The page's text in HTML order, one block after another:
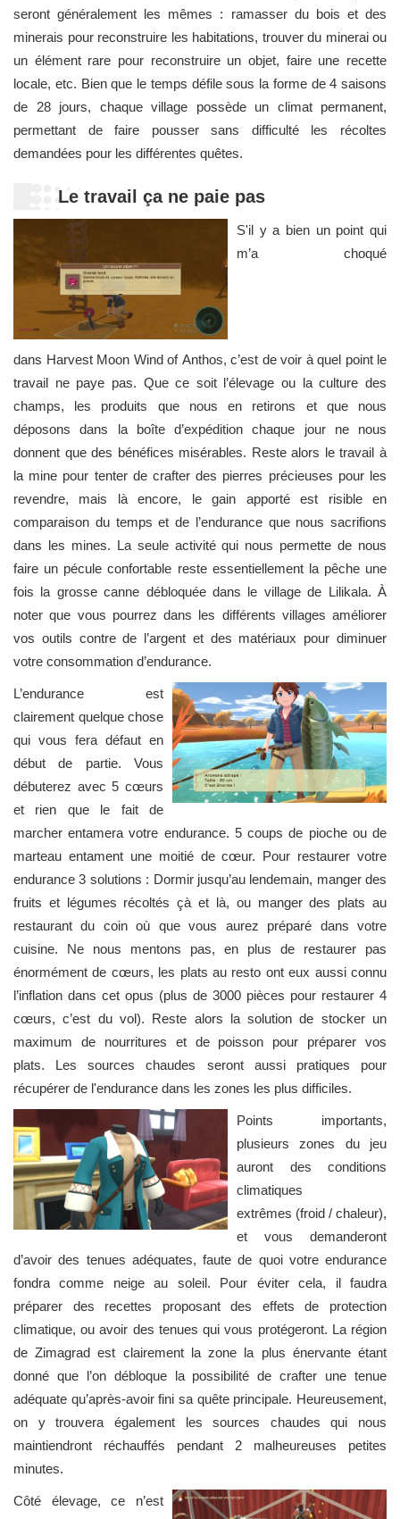
seront généralement les mêmes : ramasser du bois et des
minerais pour reconstruire les habitations, trouver du minerai ou
un élément rare pour reconstruire un objet, faire une recette
locale, etc. Bien que le temps défile sous la forme de 4 saisons
de 28 jours, chaque village possède un climat permanent,
permettant de faire pousser sans difficulté les récoltes
demandées pour les différentes quêtes.
Le travail ça ne paie pas
S'il y a bien un point qui
m’a choqué
dans Harvest Moon Wind of Anthos, c’est de voir à quel point le
travail ne paye pas. Que ce soit l’élevage ou la culture des
champs, les produits que nous en retirons et que nous
déposons dans la boîte d’expédition chaque jour ne nous
donnent que des bénéfices misérables. Reste alors le travail à
la mine pour tenter de crafter des pierres précieuses pour les
revendre, mais là encore, le gain apporté est risible en
comparaison du temps et de l’endurance que nous sacrifions
dans les mines. La seule activité qui nous permette de nous
faire un pécule confortable reste essentiellement la pêche une
fois la grosse canne débloquée dans le village de Lilikala. À
noter que vous pourrez dans les différents villages améliorer
vos outils contre de l’argent et des matériaux pour diminuer
votre consommation d’endurance.
L’endurance est
clairement quelque chose
qui vous fera défaut en
début de partie. Vous
débuterez avec 5 cœurs
et rien que le fait de
marcher entamera votre endurance. 5 coups de pioche ou de
marteau entament une moitié de cœur. Pour restaurer votre
endurance 3 solutions : Dormir jusqu’au lendemain, manger des
fruits et légumes récoltés çà et là, ou manger des plats au
restaurant du coin où que vous aurez préparé dans votre
cuisine. Ne nous mentons pas, en plus de restaurer pas
énormément de cœurs, les plats au resto ont eux aussi connu
l’inflation dans cet opus (plus de 3000 pièces pour restaurer 4
cœurs, c’est du vol). Reste alors la solution de stocker un
maximum de nourritures et de poisson pour préparer vos
plats. Les sources chaudes seront aussi pratiques pour
récupérer de l'endurance dans les zones les plus difficiles.
Points importants,
plusieurs zones du jeu
auront des conditions
climatiques
extrêmes (froid / chaleur),
et vous demanderont
d’avoir des tenues adéquates, faute de quoi votre endurance
fondra comme neige au soleil. Pour éviter cela, il faudra
préparer des recettes proposant des effets de protection
climatique, ou avoir des tenues qui vous protégeront. La région
de Zimagrad est clairement la zone la plus énervante étant
donné que l’on débloque la possibilité de crafter une tenue
adéquate qu’après-avoir fini sa quête principale. Heureusement,
on y trouvera également les sources chaudes qui nous
maintiendront réchauffés pendant 2 malheureuses petites
minutes.
Côté élevage, ce n’est